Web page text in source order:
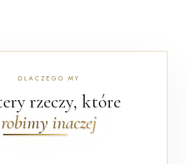
DLACZEGO MY
rzeczy, które
robimy inaczej